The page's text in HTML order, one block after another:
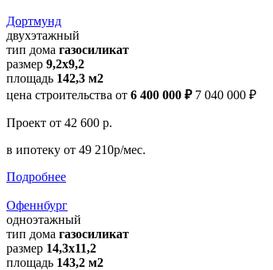
Дортмунд
двухэтажный
тип дома газосиликат
размер 9,2х9,2
площадь 142,3 м2
цена строительства от 6 400 000 ₽ 7 040 000 ₽
Проект от 42 600 р.
в ипотеку от 49 210р/мес.
Подробнее
Офеннбург
одноэтажный
тип дома газосиликат
размер 14,3х11,2
площадь 143,2 м2